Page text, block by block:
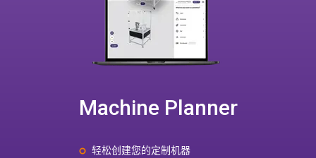
Machine Planner
轻松创建您的定制机器